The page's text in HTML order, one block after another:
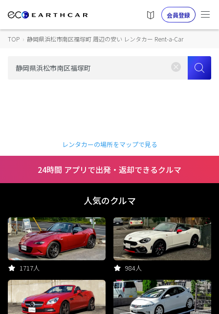
会員登録
TOP › 静岡県浜松市南区福塚町 周辺の安い レンタカー Rent-a-Car
レンタカーの場所をマップで見る
24時間 アプリで出発・返却できるクルマ
人気のクルマ
1717人 984人